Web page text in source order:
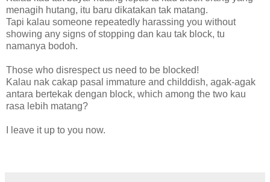
menagih hutang, itu baru dikatakan tak matang.
Tapi kalau someone repeatedly harassing you without
showing any signs of stopping dan kau tak block, tu
namanya bodoh.
Those who disrespect us need to be blocked!
Kalau nak cakap pasal immature and childdish, agak-agak
antara bertekak dengan block, which among the two kau
rasa lebih matang?
I leave it up to you now.